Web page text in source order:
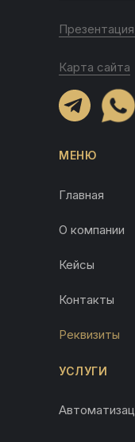
МЕНЮ
Карта сайта
Главная
О компании
Кейсы
Контакты
Реквизиты
УСЛУГИ